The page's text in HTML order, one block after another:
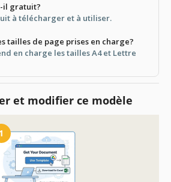
il gratuit?
à télécharger et à utiliser.
tailles de page prises en charge?
en charge les tailles A4 et Lettre
et modifier ce modèle
1